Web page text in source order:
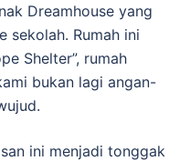
Dreamhouse yang
sekolah. Rumah ini
Shelter”, rumah
bukan lagi angan-
ini menjadi tonggak